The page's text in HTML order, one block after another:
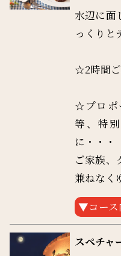
【コース
・パン
・本日の
・ドルチ
・コーヒ
・ディナ
ーサリー
お子様連
人様、お
水辺に面
っくりと
☆2時間
☆プロポ
等、特
に・・・
ご家族、
兼ねなく
詳しくは
さい。
スペチャ